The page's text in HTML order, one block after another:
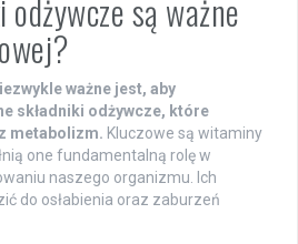
odżywcze są ważne
ważne jest, aby
składniki odżywcze, które
metabolizm. Kluczowe są witaminy
one fundamentalną rolę w
naszego organizmu. Ich
do osłabienia oraz zaburzeń